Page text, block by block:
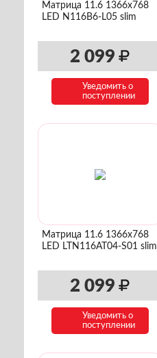
Матрица 11.6 1366x768
LED N116B6-L05 slim
2 099
Уведомить о
поступлении
Матрица 11.6 1366x768
LED LTN116AT04-S01 slim
2 099
Уведомить о
поступлении